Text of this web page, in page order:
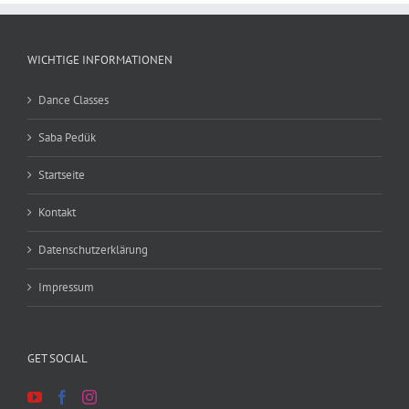
WICHTIGE INFORMATIONEN
Dance Classes
Saba Pedük
Startseite
Kontakt
Datenschutzerklärung
Impressum
GET SOCIAL